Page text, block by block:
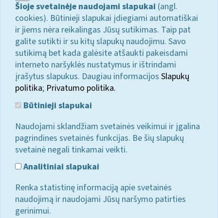
Šioje svetainėje naudojami slapukai (angl.
cookies). Būtinieji slapukai įdiegiami automatiškai
ir jiems nėra reikalingas Jūsų sutikimas. Taip pat
galite sutikti ir su kitų slapukų naudojimu. Savo
sutikimą bet kada galėsite atšaukti pakeisdami
interneto naršyklės nustatymus ir ištrindami
įrašytus slapukus. Daugiau informacijos Slapukų
politika; Privatumo politika.
Būtinieji slapukai
Naudojami sklandžiam svetainės veikimui ir įgalina
pagrindines svetainės funkcijas. Be šių slapukų
svetainė negali tinkamai veikti.
Analitiniai slapukai
Renka statistinę informaciją apie svetainės
naudojimą ir naudojami Jūsų naršymo patirties
gerinimui.